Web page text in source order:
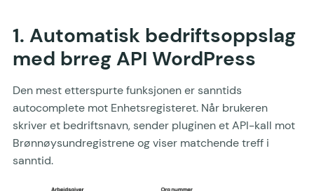
1. Automatisk bedriftsoppslag
med brreg API WordPress
Den mest etterspurte funksjonen er sanntids
autocomplete mot Enhetsregisteret. Når brukeren
skriver et bedriftsnavn, sender pluginen et API-kall mot
Brønnøysundregistrene og viser matchende treff i
sanntid.